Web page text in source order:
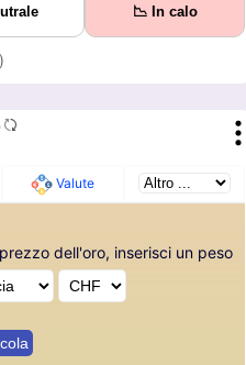
📉 In calo
Valute
dell'oro, inserisci un peso